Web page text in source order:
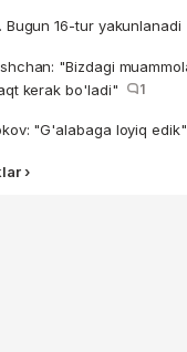
Bugun 16-tur yakunlanadi
"Bizdagi
kerak bo'ladi"
1
"G'alabaga loyiq edik"
›